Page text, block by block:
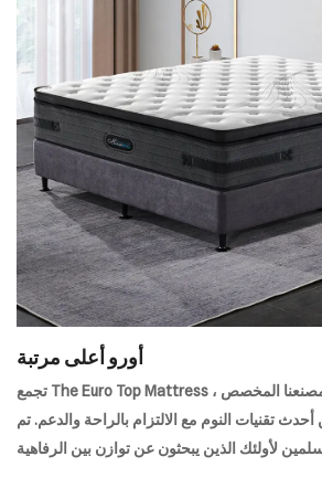
أورو أعلى مرتبة
تجمع The Euro Top Mattress ، وهي عروض متميزة من مصنعنا المخصص
تقنيات النوم مع الالتزام بالراحة والدعم. تم
لأولئك الذين يبحثون عن توازن بين الرفاهية